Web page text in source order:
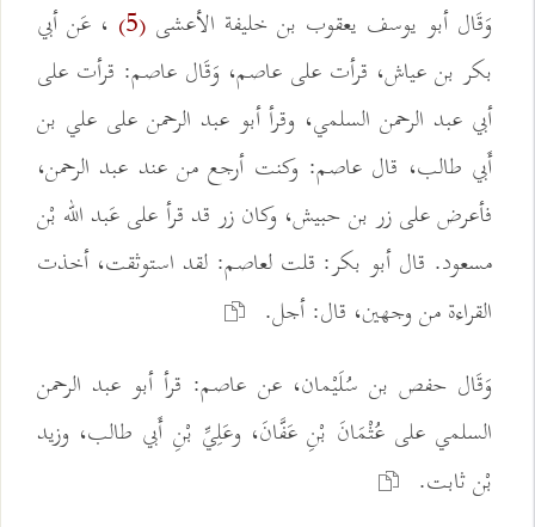
وَقَال أبو يوسف يعقوب بن خليفة الأعشى (5)
، عَن أبي
بكر بن عياش، قرأت على عاصم، وَقَال عاصم: قرأت على
أبي عبد الرحمن السلمي، وقرأ أبو عبد الرحمن على علي بن
أَبي طالب، قال عاصم: وكنت أرجع من عند عبد الرحمن،
فأعرض على زر بن حبيش، وكان زر قد قرأ على عَبد الله بْن
مسعود. قال أبو بكر: قلت لعاصم: لقد استوثقت، أخذت
القراءة من وجهين، قال: أجل.
وَقَال حفص بن سُلَيْمان، عن عاصم: قرأ أبو عبد الرحمن
السلمي على عُثْمَانَ بْنِ عَفَّانَ، وعَلِيِّ بْنِ أَبي طالب، وزيد
بْن ثابت.